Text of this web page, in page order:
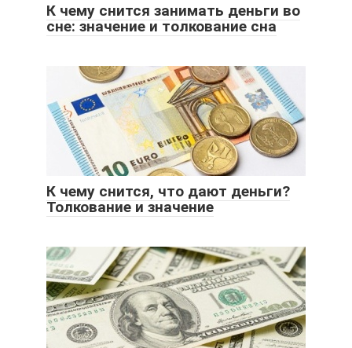
К чему снится занимать деньги во
сне: значение и толкование сна
К чему снится, что дают деньги?
Толкование и значение